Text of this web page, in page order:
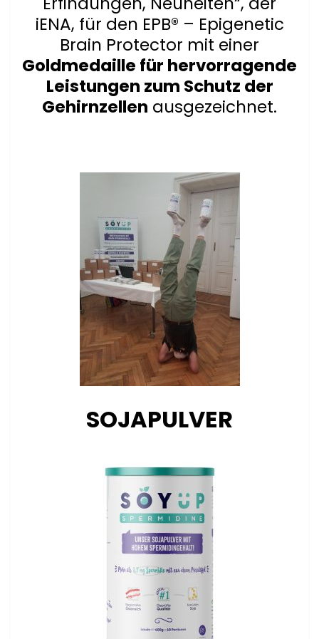
iENA, für den EPB® – Epigenetic
Brain Protector mit einer
Goldmedaille für hervorragende
Leistungen zum Schutz der
Gehirnzellen ausge­zeichnet.
SOJAPULVER